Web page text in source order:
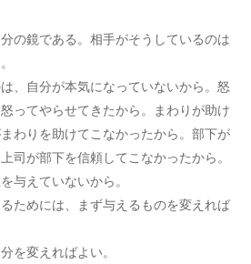
の鏡である。相手がそうしているのは
、自分が本気になっていないから。怒
ってやらせてきたから。まわりが助け
わりを助けてこなかったから。部下が
司が部下を信頼してこなかったから。
与えていないから。
ためには、まず与えるものを変えれば
を変えればよい。